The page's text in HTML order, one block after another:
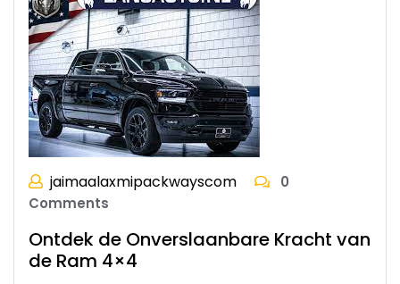
jaimaalaxmipackwayscom
0
Comments
Ontdek de Onverslaanbare Kracht van
de Ram 4×4